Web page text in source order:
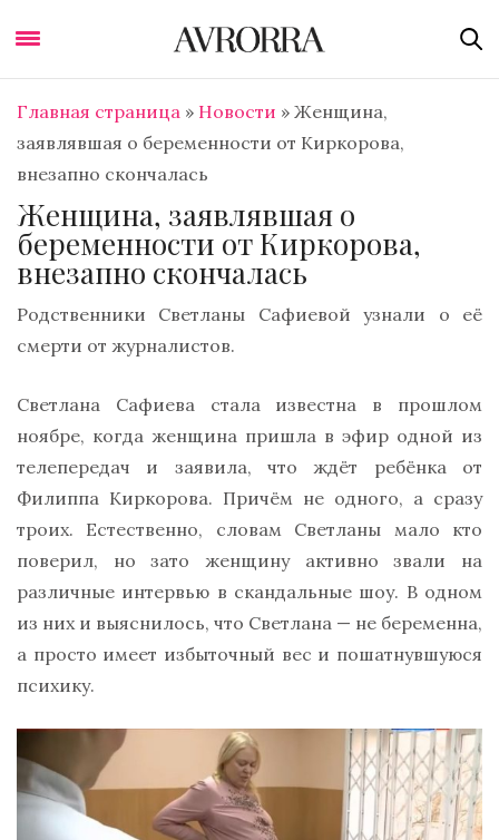
Главная страница » Новости » Женщина,
заявлявшая о беременности от Киркорова,
внезапно скончалась
Женщина, заявлявшая о
беременности от Киркорова,
внезапно скончалась
Родственники Светланы Сафиевой узнали о её
смерти от журналистов.
Светлана Сафиева стала известна в прошлом
ноябре, когда женщина пришла в эфир одной из
телепередач и заявила, что ждёт ребёнка от
Филиппа Киркорова. Причём не одного, а сразу
троих. Естественно, словам Светланы мало кто
поверил, но зато женщину активно звали на
различные интервью в скандальные шоу. В одном
из них и выяснилось, что Светлана — не беременна,
а просто имеет избыточный вес и пошатнувшуюся
психику.